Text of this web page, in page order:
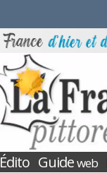
Édito Guideweb